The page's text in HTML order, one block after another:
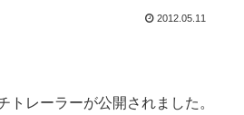
2012.05.11
レーラーが公開されました。